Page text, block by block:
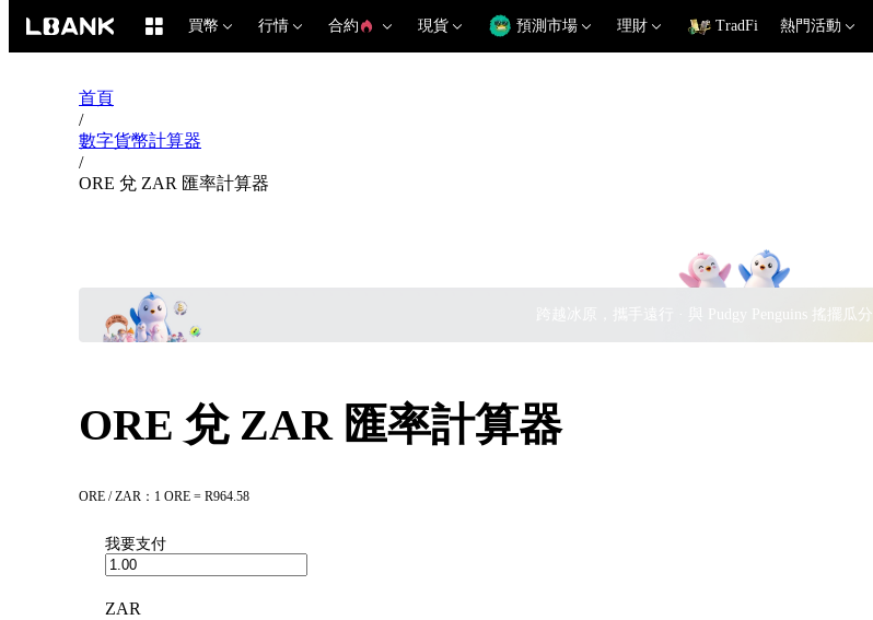
買幣 行情 合約 現貨 預測市場 理財 TradFi 熱門活動
首頁
/
數字貨幣計算器
/
ORE 兌 ZAR 匯率計算器
跨越冰原，攜手遠行 · 與 Pudgy Penguins 搖擺瓜分
ORE 兌 ZAR 匯率計算器
ORE / ZAR：1 ORE = R964.58
我要支付
ZAR